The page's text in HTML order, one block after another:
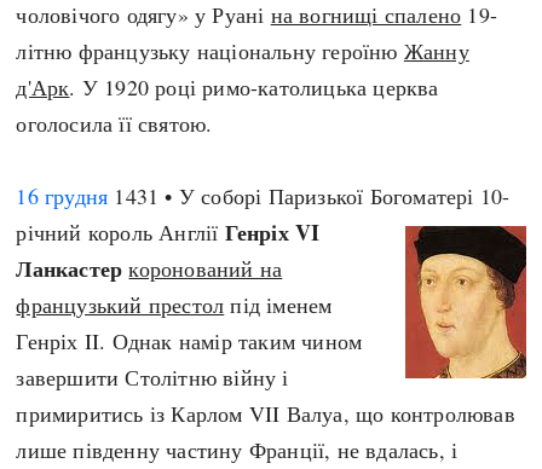
чоловічого одягу» у Руані на вогнищі спалено 19-
літню французьку національну героїню Жанну
д'Арк. У 1920 році римо-католицька церква
оголосила її святою.
16 грудня 1431 • У соборі Паризької Богоматері 10-
річний король Англії Генріх VI
Ланкастер коронований на
французький престол під іменем
Генріх II. Однак намір таким чином
завершити Столітню війну і
примиритись із Карлом VII Валуа, що контролював
лише південну частину Франції, не вдалась, і